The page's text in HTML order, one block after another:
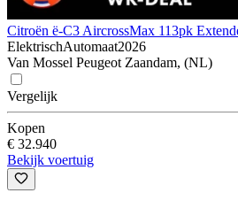
Citroën ë-C3 AircrossMax 113pk
ElektrischAutomaat2026
Van Mossel Peugeot Zaandam, (NL)
Vergelijk
Kopen
€ 32.940
Bekijk voertuig